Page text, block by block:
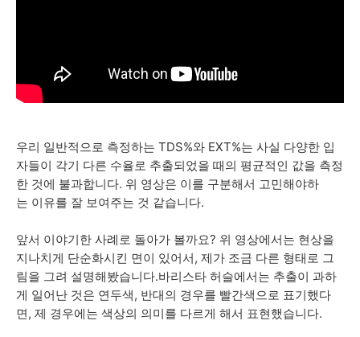
우리 일반적으로 측정하는 TDS%와 EXT%는 사실 다양한 입
자들이 각기 다른 수율로 추출되었을 때의 평균적인 값을 측정
한 것에 불과합니다. 위 영상은 이를 구분해서 고민해야하
는 이유를 잘 보여주는 것 같습니다.
앞서 이야기한 사례로 돌아가 볼까요? 위 영상에서는 현상을
지나치게 단순화시킨 면이 있어서, 제가 조금 다른 형태로 그
림을 그려 설명해봤습니다.바리스타 허슬에서는 추출이 과하
게 일어난 것은 연두색, 반대의 경우를 빨간색으로 표기했다
면, 제 경우에는 색상의 의미를 다르게 해서 표현했습니다.